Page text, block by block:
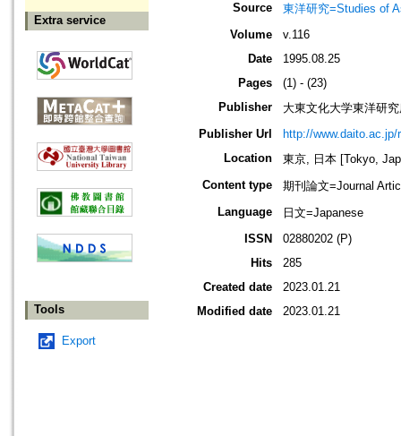
Extra service
Tools
Export
Source
東洋研究=Studies of
Volume
v.116
Date
1995.08.25
Pages
(1) - (23)
Publisher
大東文化大学東洋研
Publisher Url
http://
Location
東京, 日本 [Tokyo,
Content type
期刊論文=Journal
Language
日文=Japanese
ISSN
02880202 (P)
Hits
285
Created date
2023.01.21
Modified date
2023.01.21